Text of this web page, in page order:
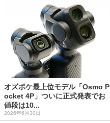
オズポケ最上位モデル「Osmo P
ocket 4P」ついに正式発表でお
値段は10...
2026年6月30日